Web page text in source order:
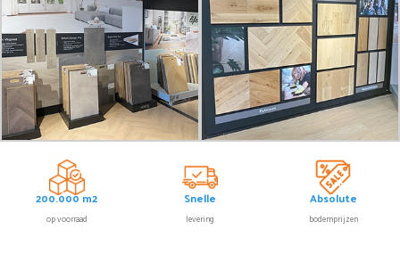
200.000 m2
op voorraad
Snelle
levering
Absolute
bodemprijzen